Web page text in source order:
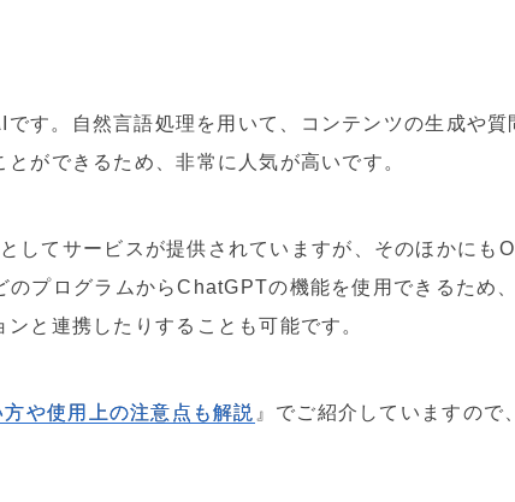
す。自然言語処理を用いて、コンテンツの生成や質
ができるため、非常に人気が高いです。
してサービスが提供されていますが、そのほかにも
プログラムからChatGPTの機能を使用できるため
と連携したりすることも可能です。
や使用上の注意点も解説 』でご紹介していますので